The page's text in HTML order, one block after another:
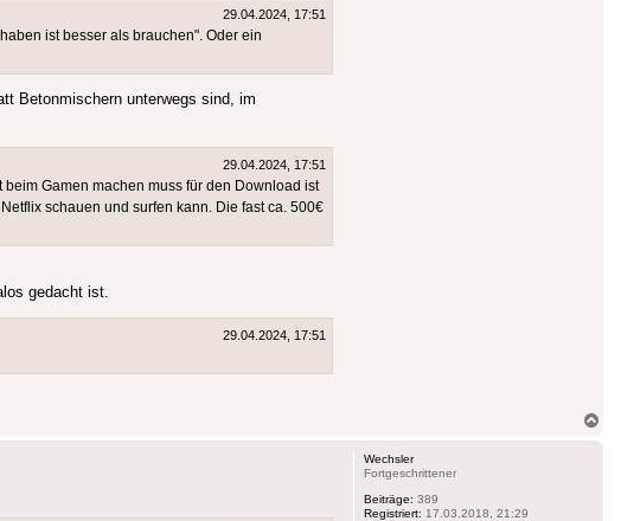
29.04.2024, 17:51
ist besser als brauchen". Oder ein
Betonmischern unterwegs sind, im
29.04.2024, 17:51
Gamen machen muss für den Download ist
schauen und surfen kann. Die fast ca. 500€
gedacht ist.
29.04.2024, 17:51
Wechsler
Fortgeschrittener
Beiträge: 389
Registriert: 17.03.2018, 21:29